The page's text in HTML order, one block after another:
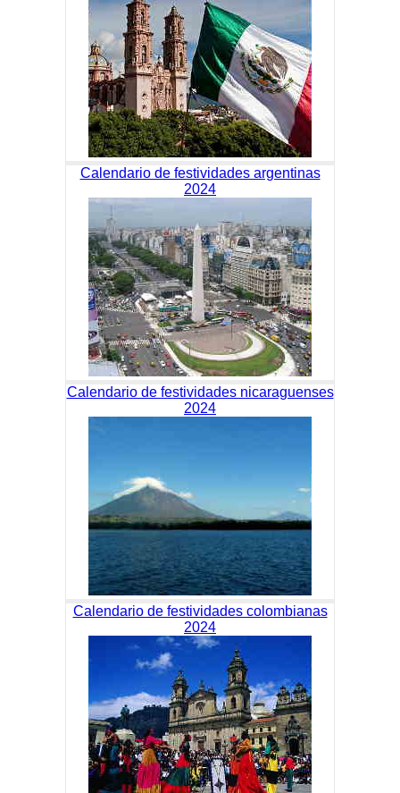
Calendario de festividades argentinas
2024
Calendario de festividades nicaraguenses
2024
Calendario de festividades colombianas
2024